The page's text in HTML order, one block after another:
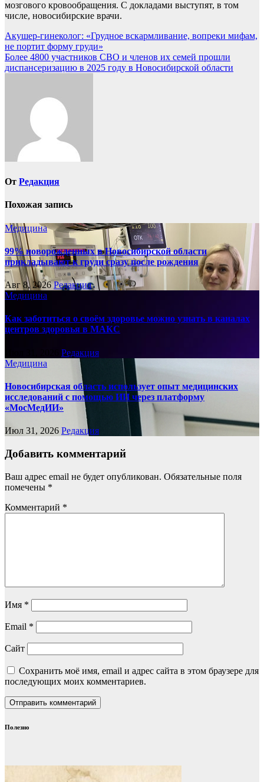
мозгового кровообращения. С докладами выступят, в том
числе, новосибирские врачи.
Навигация
по
записям
Акушер-гинеколог: «Грудное вскармливание, вопреки мифам,
не портит форму груди»
Более 4800 участников СВО и членов их семей прошли
диспансеризацию в 2025 году в Новосибирской области
От Редакция
Похожая запись
Медицина
99% новорожденных в Новосибирской области
прикладывают к груди сразу после рождения
Авг 8, 2026Редакция
Медицина
Как заботиться о своём здоровье можно узнать в каналах
центров здоровья в МАКС
Редакция
Медицина
Новосибирская область использует опыт медицинских
исследований с помощью ИИ через платформу
«МосМедИИ»
Июл 31, 2026 Редакция
Добавить комментарий
Ваш адрес email не будет опубликован. Обязательные поля
помечены *
Комментарий *
Имя *
Email *
Сайт
Сохранить моё имя, email и адрес сайта в этом браузере для
последующих моих комментариев.
Полезно